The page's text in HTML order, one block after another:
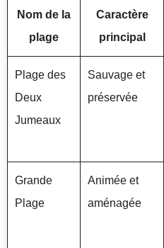
Nom de la
plage
Caractère
principal
Plage des
Deux
Jumeaux
Sauvage et
préservée
Grande
Plage
Animée et
aménagée